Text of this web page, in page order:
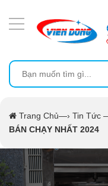
Trang Chủ—› Tin Tức
BÁN CHẠY NHẤT 2024
MÁY ÉP MÍA TẠO BỌT
MÁY RỬA BÁT SIÊU ÂM
MÁY SẤY THỰC